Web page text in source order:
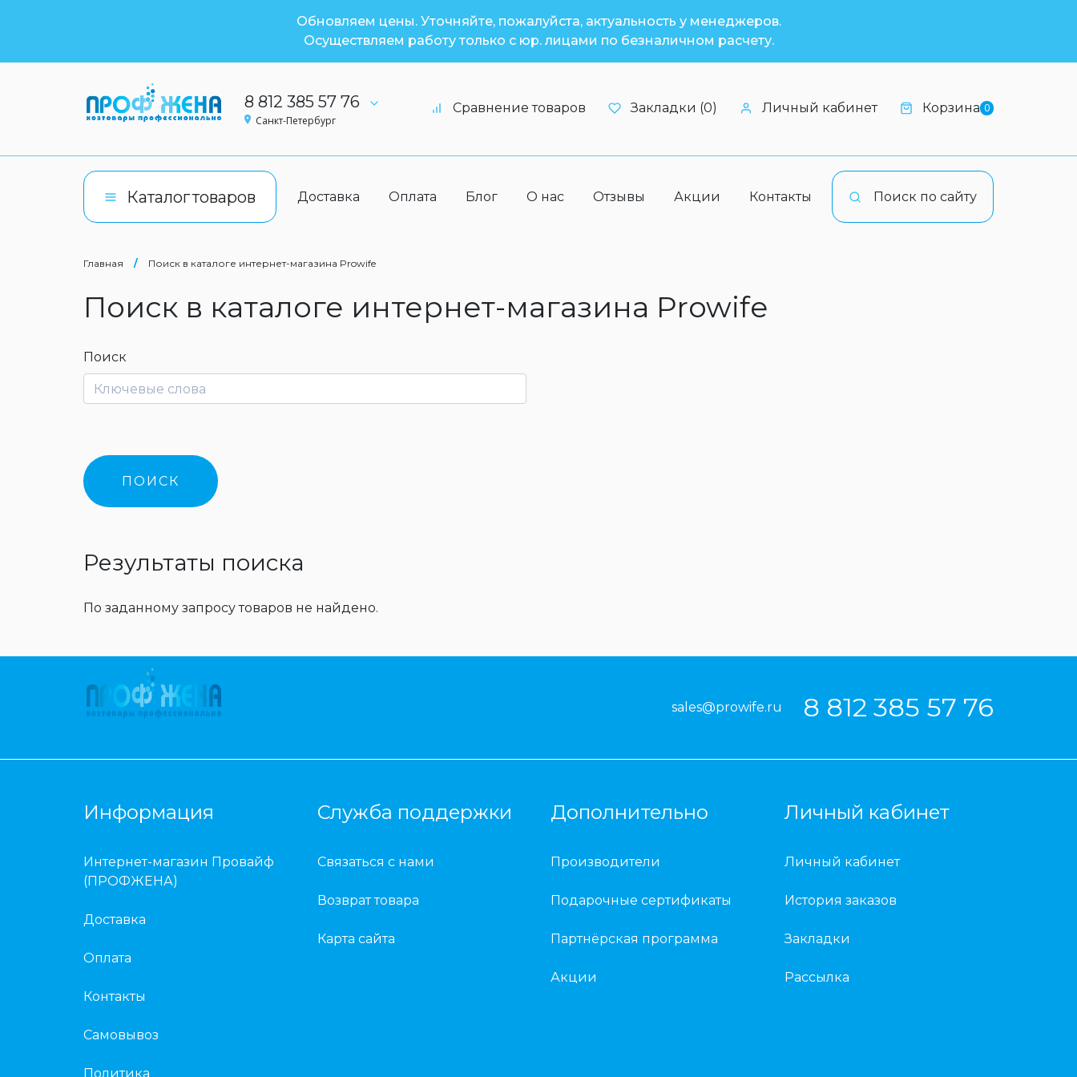
Обновляем цены. Уточняйте, пожалуйста, актуальность у менеджеров.
Осуществляем работу только с юр. лицами по безналичном расчету.
8 812 385 57 76
Санкт-Петербург
Сравнение товаров Закладки (0) Личный кабинет Корзина 0
Поиск по сайту
Каталогтоваров Доставка Оплата Блог О нас Отзывы Акции Контакты
Главная / Поиск в каталоге интернет-магазина Prowife
Поиск в каталоге интернет-магазина Prowife
Поиск
Результаты поиска
По заданному запросу товаров не найдено.
sales@prowife.ru 8 812 385 57 76
Информация
Интернет-магазин Провайф
(ПРОФЖЕНА)
Доставка
Оплата
Контакты
Самовывоз
Политика
Служба поддержки
Связаться с нами
Возврат товара
Карта сайта
Дополнительно
Производители
Подарочные сертификаты
Партнёрская программа
Акции
Личный кабинет
Личный кабинет
История заказов
Закладки
Рассылка